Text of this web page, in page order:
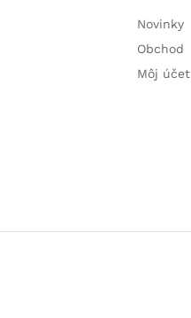
Novinky
Obchod
Môj účet